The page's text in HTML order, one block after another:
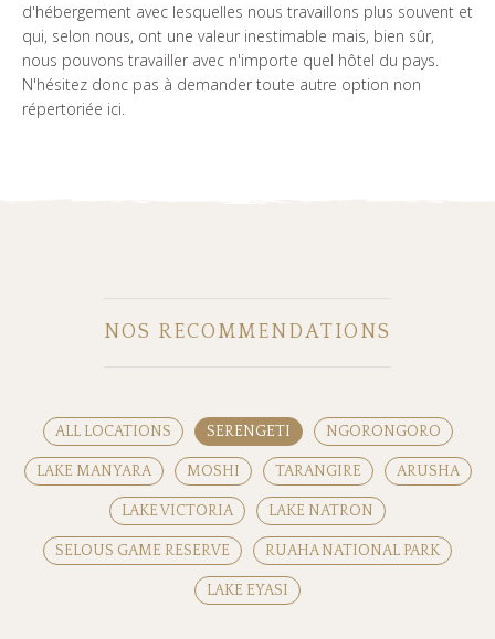
d'hébergement avec lesquelles nous travaillons plus souvent et
qui, selon nous, ont une valeur inestimable mais, bien sûr,
nous pouvons travailler avec n'importe quel hôtel du pays.
N'hésitez donc pas à demander toute autre option non
répertoriée ici.
NOS RECOMMENDATIONS
ALL LOCATIONS SERENGETI NGORONGORO
LAKE MANYARA MOSHI TARANGIRE ARUSHA
LAKE VICTORIA LAKE NATRON
SELOUS GAME RESERVE RUAHA NATIONAL PARK
LAKE EYASI